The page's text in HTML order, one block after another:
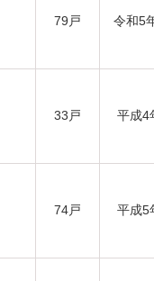
79戸 令和5
33戸 平成4
74戸 平成5